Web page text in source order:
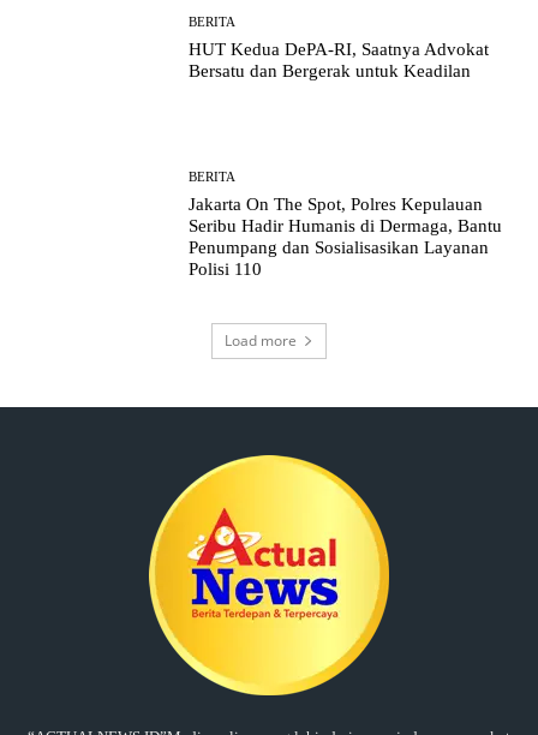
BERITA
HUT Kedua DePA-RI, Saatnya Advokat
Bersatu dan Bergerak untuk Keadilan
BERITA
Jakarta On The Spot, Polres Kepulauan
Seribu Hadir Humanis di Dermaga, Bantu
Penumpang dan Sosialisasikan Layanan
Polisi 110
Load more